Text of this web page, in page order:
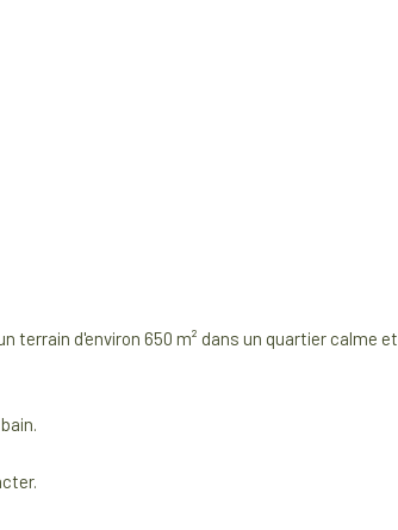
terrain d'environ 650 m² dans un quartier calme et